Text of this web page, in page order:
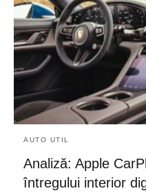
AUTO UTIL
Analiză: Apple
întregului interior